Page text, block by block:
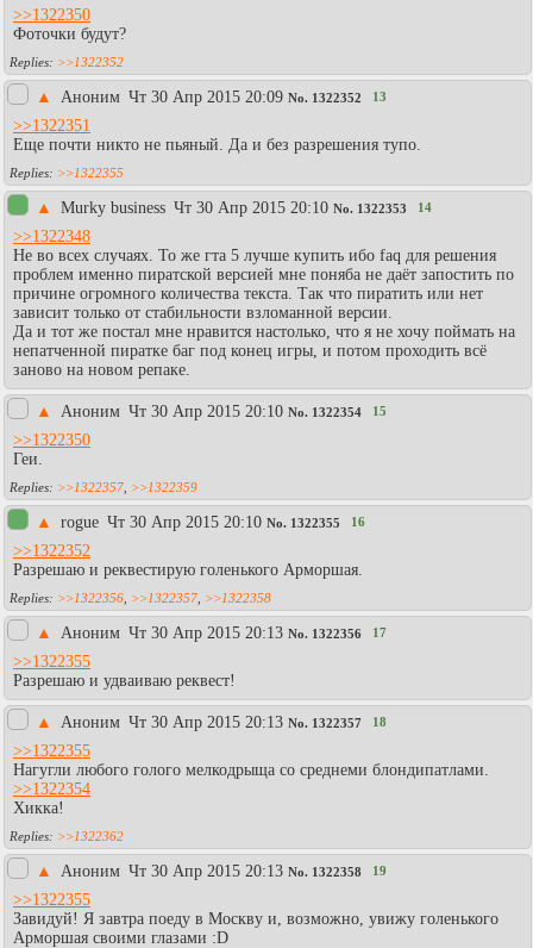
>>1322350
Фоточки будут?
>>1322352
▲ Аноним Чт 30 Апр 2015 20:09 No. 1322352 13
>>1322351
Еще почти никто не пьяный. Да и без разрешения тупо.
>>1322355
▲ Murky business Чт 30 Апр 2015 20:10 No. 1322353 14
>>1322348
Не во всех случаях. То же гта 5 лучше купить ибо faq для решения
проблем именно пиратской версией мне поняба не даёт запостить по
причине огромного количества текста. Так что пиратить или нет
зависит только от стабильности взломанной версии.
Да и тот же постал мне нравится настолько, что я не хочу поймать на
непатченной пиратке баг под конец игры, и потом проходить всё
заново на новом репаке.
▲ Аноним Чт 30 Апр 2015 20:10 No. 1322354 15
>>1322350
Геи.
>>1322357 >>1322359
▲ rogue Чт 30 Апр 2015 20:10 No. 1322355 16
>>1322352
Разрешаю и реквестирую голенького Арморшая.
>>1322356 >>1322357 >>1322358
▲ Аноним Чт 30 Апр 2015 20:13 No. 1322356 17
>>1322355
Разрешаю и удваиваю реквест!
▲ Аноним Чт 30 Апр 2015 20:13 No. 1322357 18
>>1322355
Нагугли любого голого мелкодрыща со среднеми блондипатлами.
>>1322354
Хикка!
>>1322362
▲ Аноним Чт 30 Апр 2015 20:13 No. 1322358 19
>>1322355
Завидуй! Я завтра поеду в Москву и, возможно, увижу голенького
Арморшая своими глазами :D